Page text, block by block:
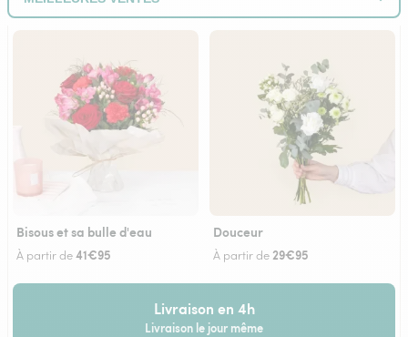
Bisous et sa bulle d'eau
À partir de41€95
Douceur
À partir de 29€95
Livraison en 4h
Livraison le jour même